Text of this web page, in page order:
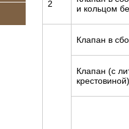
2
и кольцом
Клапан в
Клапан (с
крестовиной)